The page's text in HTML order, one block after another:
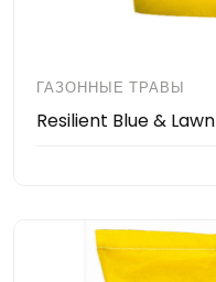
ГАЗОННЫЕ ТРАВЫ
Resilient Blue & Lawn